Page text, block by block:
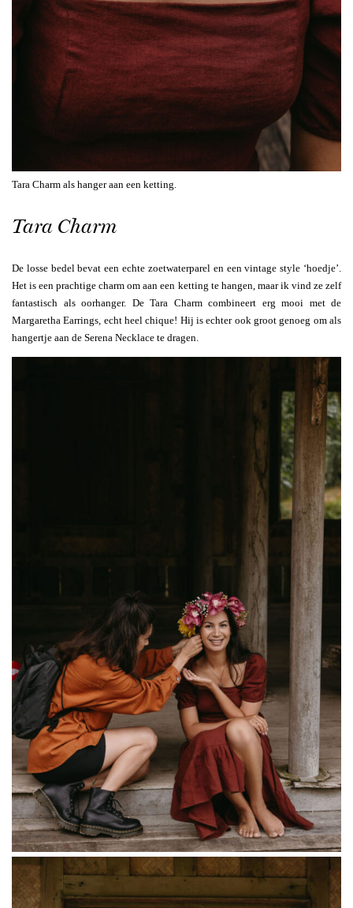
Tara Charm als hanger aan een ketting.
Tara Charm
De losse bedel bevat een echte zoetwaterparel en een vintage style ‘hoedje’.
Het is een prachtige charm om aan een ketting te hangen, maar ik vind ze zelf
fantastisch als oorhanger. De Tara Charm combineert erg mooi met de
Margaretha Earrings, echt heel chique! Hij is echter ook groot genoeg om als
hangertje aan de Serena Necklace te dragen.